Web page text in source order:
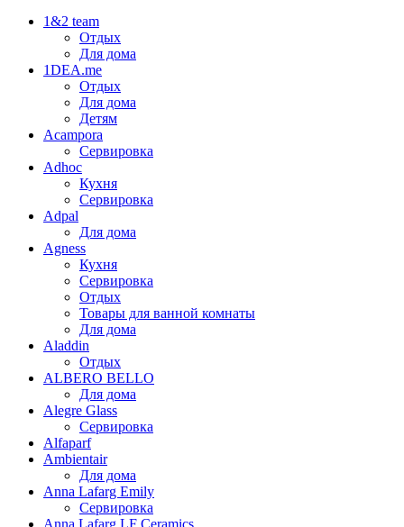
1&2 team
Отдых
Для дома
1DEA.me
Отдых
Для дома
Детям
Acampora
Сервировка
Adhoc
Кухня
Сервировка
Adpal
Для дома
Agness
Кухня
Сервировка
Отдых
Товары для ванной комнаты
Для дома
Aladdin
Отдых
ALBERO BELLO
Для дома
Alegre Glass
Сервировка
Alfaparf
Ambientair
Для дома
Anna Lafarg Emily
Сервировка